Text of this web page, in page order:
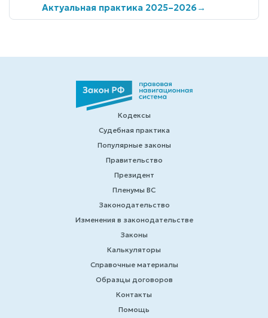
Актуальная практика 2025–2026→
Кодексы
Судебная практика
Популярные законы
Правительство
Президент
Пленумы ВС
Законодательство
Изменения в законодательстве
Законы
Калькуляторы
Справочные материалы
Образцы договоров
Контакты
Помощь